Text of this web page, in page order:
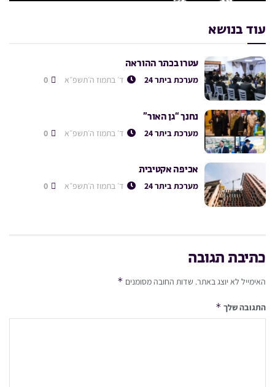
עוד בנושא
עטרו בכתר ההוראה
מערכת ביתר 24 ד׳ בתמוז ה׳תשפ״א
נחנך “גן האור”
מערכת ביתר 24 ד׳ בתמוז ה׳תשפ״א
אכיפה אקטיבית
מערכת ביתר 24 ד׳ בתמוז ה׳תשפ״א
כתיבת תגובה
האימייל לא יוצג באתר. שדות החובה מסומנים *
התגובה שלך *